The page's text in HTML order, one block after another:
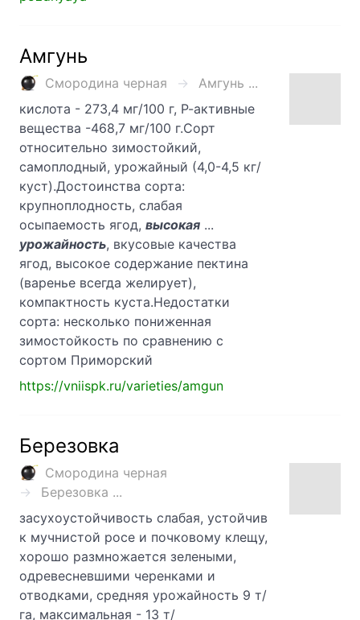
Амгунь
Смородина черная
Амгунь ...
кислота - 273,4 мг/100 г, Р-активные
вещества -468,7 мг/100 г.Сорт
относительно зимостойкий,
самоплодный, урожайный (4,0-4,5 кг/
куст).Достоинства сорта:
крупноплодность, слабая
осыпаемость ягод, высокая ...
урожайность, вкусовые качества
ягод, высокое содержание пектина
(варенье всегда желирует),
компактность куста.Недостатки
сорта: несколько пониженная
зимостойкость по сравнению с
сортом Приморский
https://vniispk.ru/varieties/amgun
Березовка
Смородина черная
Березовка ...
засухоустойчивость слабая, устойчив
к мучнистой росе и почковому клещу,
хорошо размножается зелеными,
одревесневшими черенками и
отводками, средняя урожайность 9 т/
га, максимальная - 13 т/